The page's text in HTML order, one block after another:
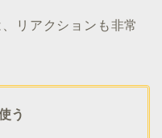
リアクションも非常
う